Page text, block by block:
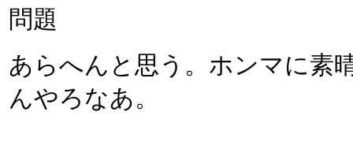
問題
あらへんと思う。ホンマに素
んやろなあ。